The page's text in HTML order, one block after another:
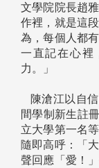
文學院院長趙
作裡，就是這
為，每個人都
一直記在心裡
力。」
陳滄江以自
間學制新生註
立大學第一名
隨即高呼：「
聲回應「愛！